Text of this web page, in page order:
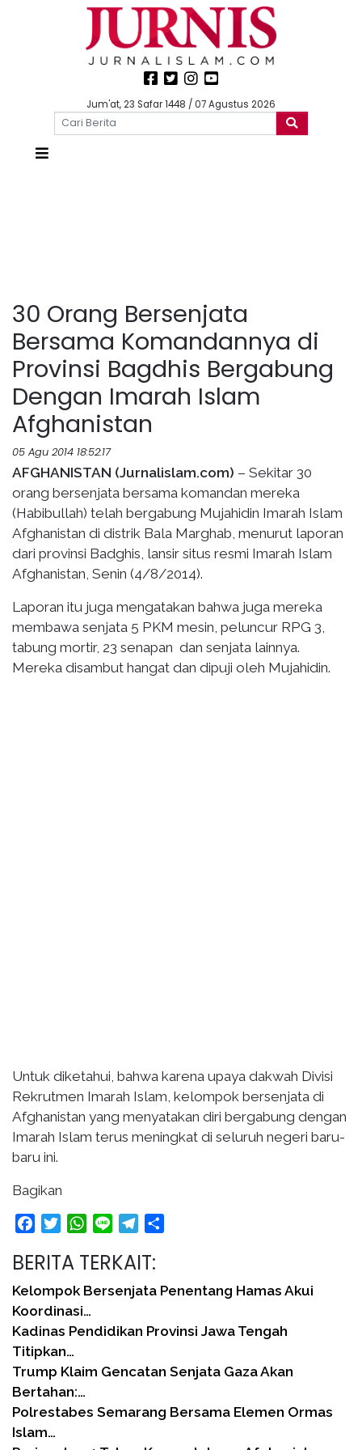
Jum'at, 23 Safar 1448 / 07 Agustus 2026
30 Orang Bersenjata
Bersama Komandannya di
Provinsi Bagdhis Bergabung
Dengan Imarah Islam
Afghanistan
05 Agu 2014 18:52:17
AFGHANISTAN (Jurnalislam.com) – Sekitar 30
orang bersenjata bersama komandan mereka
(Habibullah) telah bergabung Mujahidin Imarah Islam
Afghanistan di distrik Bala Marghab, menurut laporan
dari provinsi Badghis, lansir situs resmi Imarah Islam
Afghanistan, Senin (4/8/2014).
Laporan itu juga mengatakan bahwa juga mereka
membawa senjata 5 PKM mesin, peluncur RPG 3,
tabung mortir, 23 senapan dan senjata lainnya.
Mereka disambut hangat dan dipuji oleh Mujahidin.
Untuk diketahui, bahwa karena upaya dakwah Divisi
Rekrutmen Imarah Islam, kelompok bersenjata di
Afghanistan yang menyatakan diri bergabung dengan
Imarah Islam terus meningkat di seluruh negeri baru-
baru ini.
Bagikan
FacebookTwitterWhatsApp
Line Telegram
BERITA TERKAIT:
Kelompok Bersenjata Penentang Hamas Akui
Koordinasi…
Kadinas Pendidikan Provinsi Jawa Tengah
Titipkan…
Trump Klaim Gencatan Senjata Gaza Akan
Bertahan:…
Polrestabes Semarang Bersama Elemen Ormas
Islam…